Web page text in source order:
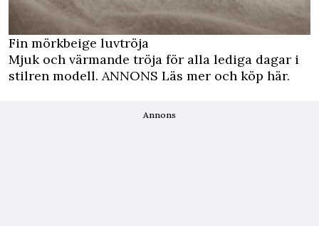
Fin mörkbeige luvtröja
Mjuk och värmande tröja för alla lediga dagar i
stilren modell. ANNONS Läs mer och köp här.
Annons